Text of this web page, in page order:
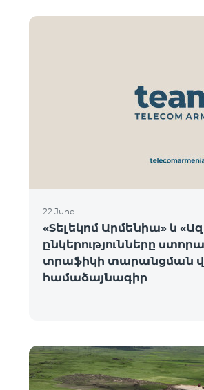
22 June
«Տելեկոմ Արմենիա» և
ընկերությունները
տրաֆիկի տարանցման
համաձայնագիր